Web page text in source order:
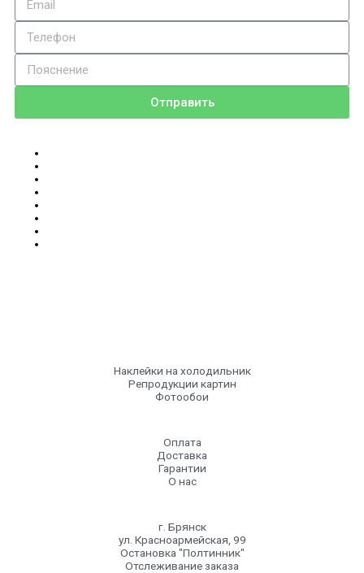
Отправить
Наклейки на холодильник
Репродукции картин
Фотообои
Оплата
Доставка
Гарантии
О нас
г. Брянск
ул. Красноармейская, 99
Остановка "Полтинник"
Отслеживание заказа